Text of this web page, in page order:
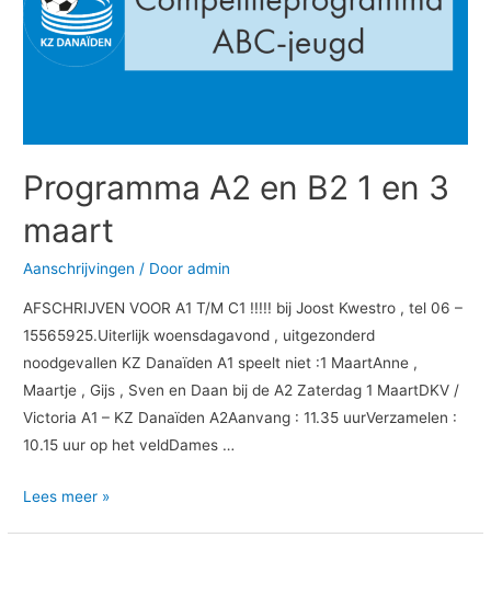
Programma A2 en B2 1 en 3
maart
Aanschrijvingen / Dooradmin
AFSCHRIJVEN VOOR A1 T/M C1 !!!!! bij Joost Kwestro , tel 06 –
15565925.Uiterlijk woensdagavond , uitgezonderd
noodgevallen KZ Danaïden A1 speelt niet :1 MaartAnne ,
Maartje , Gijs , Sven en Daan bij de A2 Zaterdag 1 MaartDKV /
Victoria A1 – KZ Danaïden A2Aanvang : 11.35 uurVerzamelen :
10.15 uur op het veldDames …
en
Lees meer »